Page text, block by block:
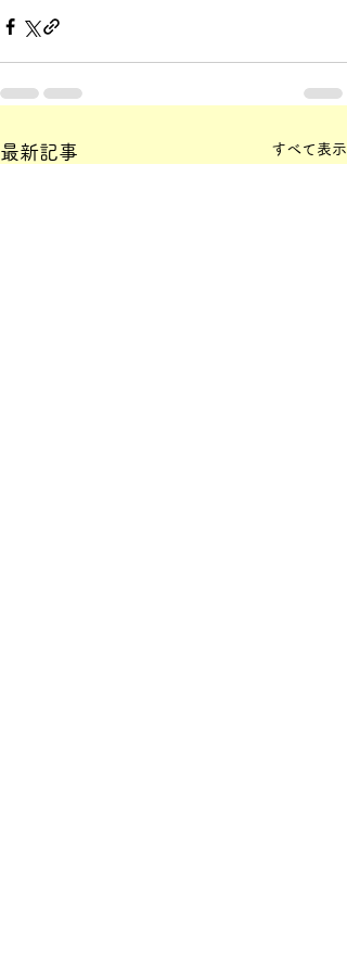
最新記事 すべて表示